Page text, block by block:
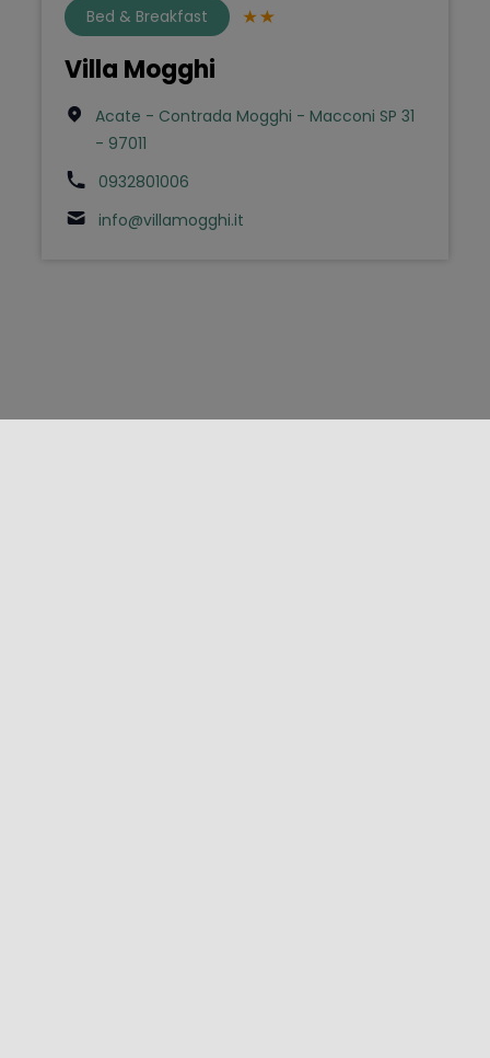
Bed & Breakfast
Villa Mogghi
Acate - Contrada Mogghi - Macconi SP 31
- 97011
0932801006
info@villamogghi.it